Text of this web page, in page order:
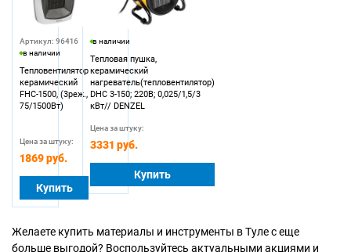
Артикул: 96416
в наличии
Тепловентилятор
керамический
FHC-1500, (3реж.,
75/1500Вт)
Цена за штуку:
1869 руб.
Купить
в наличии
Тепловая пушка,
керамический
нагреватель(тепловентилятор)
DHC 3-150; 220В; 0,025/1,5/3
кВт// DENZEL
Цена за штуку:
3331 руб.
Купить
Желаете купить материалы и инструменты в Туле с еще
больше выгодой? Воспользуйтесь актуальными акциями и